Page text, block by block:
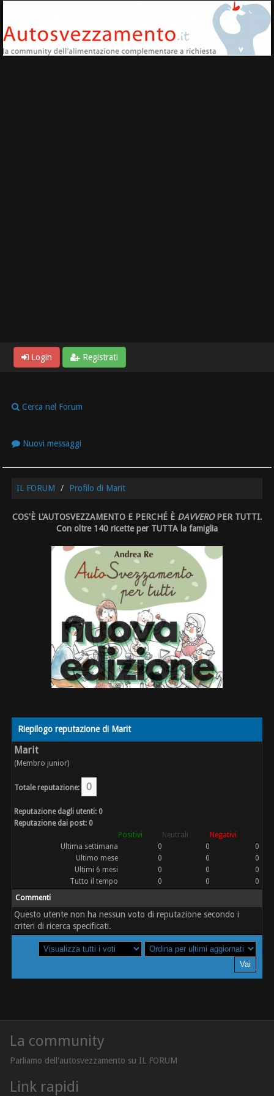
Login Registrati
Cerca nel Forum
Nuovi messaggi
IL FORUM Profilo di Marit
COS'È L'AUTOSVEZZAMENTO E PERCHÉ È DAVVEROPER TUTTI.
Con oltre 140 ricette per TUTTA la famiglia
Riepilogo reputazione di Marit
Marit
(Membro junior)
Totale reputazione: 0
Reputazione dagli utenti: 0
Reputazione dai post: 0
Positivi
Neutrali
Negativi
Ultima settimana
0 0
0
Ultimo mese
0 0
0
Ultimi 6 mesi
0 0
0
Tutto il tempo
0 0
0
Commenti
Questo utente non ha nessun voto di reputazione secondo i
criteri di ricerca specificati.
La community
Parliamo dell'autosvezzamento su IL FORUM
Link rapidi